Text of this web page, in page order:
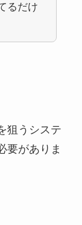
るだけ
狙うシステ
要がありま